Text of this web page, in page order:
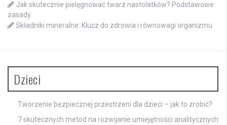
Jak skutecznie pielęgnować twarz nastolatków? Podstawowe
zasady
Składniki mineralne: Klucz do zdrowia i równowagi organizmu
Dzieci
Tworzenie bezpiecznej przestrzeni dla dzieci – jak to zrobić?
7 skutecznych metod na rozwijanie umiejętności analitycznych